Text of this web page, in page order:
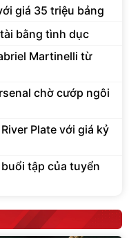
giá 35 triệu bảng
bằng tình dục
Martinelli từ
chờ cướp ngôi
Plate với giá kỷ
tập của tuyển